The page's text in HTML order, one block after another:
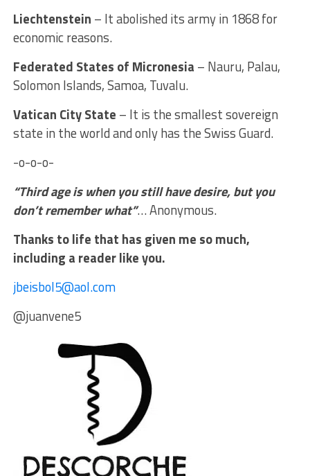
Liechtenstein – It abolished its army in 1868 for
economic reasons.
Federated States of Micronesia – Nauru, Palau,
Solomon Islands, Samoa, Tuvalu.
Vatican City State – It is the smallest sovereign
state in the world and only has the Swiss Guard.
-o-o-o-
“Third age is when you still have desire, but you
don’t remember what”… Anonymous.
Thanks to life that has given me so much,
including a reader like you.
jbeisbol5@aol.com
@juanvene5